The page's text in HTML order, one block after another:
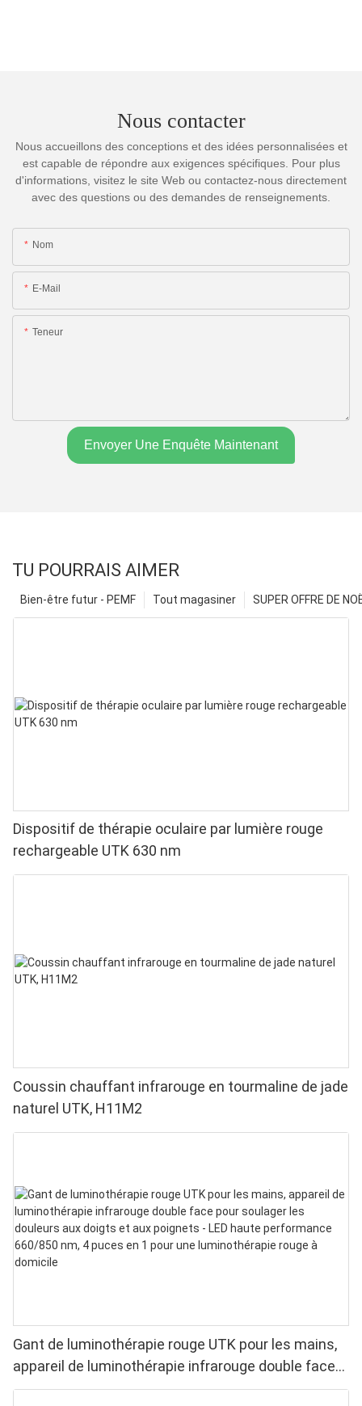
Nous contacter
Nous accueillons des conceptions et des idées personnalisées et
est capable de répondre aux exigences spécifiques. Pour plus
d'informations, visitez le site Web ou contactez-nous directement
avec des questions ou des demandes de renseignements.
Nom
E-Mail
Teneur
Envoyer Une Enquête Maintenant
TU POURRAIS AIMER
SUPER OFFRE DE
Tout magasiner
Bien-être futur - PEMF
Dispositif de thérapie oculaire par lumière rouge
rechargeable UTK 630 nm
Coussin chauffant infrarouge en tourmaline de jade
naturel UTK, H11M2
Gant de luminothérapie rouge UTK pour les mains,
appareil de luminothérapie infrarouge double face
pour soulager les douleurs aux doigts et aux